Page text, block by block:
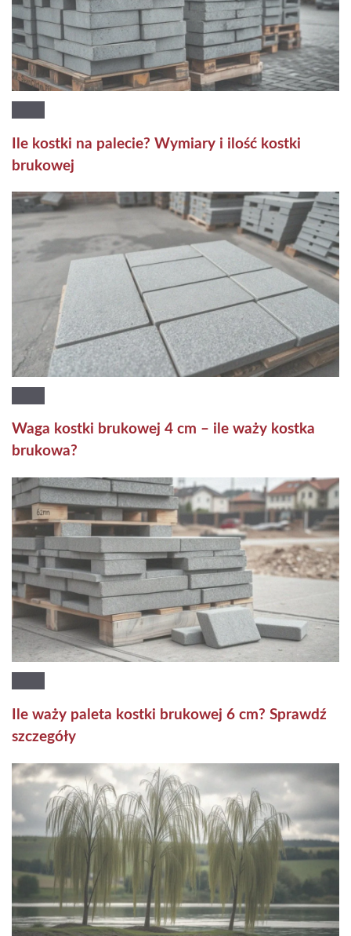
Ile kostki na palecie? Wymiary i ilość kostki
brukowej
Waga kostki brukowej 4 cm – ile waży kostka
brukowa?
Ile waży paleta kostki brukowej 6 cm? Sprawdź
szczegóły